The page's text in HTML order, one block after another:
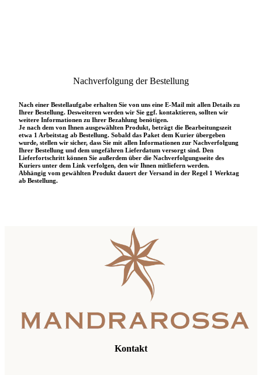
Nachverfolgung der Bestellung
Nach einer Bestellaufgabe erhalten Sie von uns eine E-Mail mit allen Details zu
Ihrer Bestellung. Desweiteren werden wir Sie ggf. kontaktieren, sollten wir
weitere Informationen zu Ihrer Bezahlung benötigen.
Je nach dem von Ihnen ausgewählten Produkt, beträgt die Bearbeitungszeit
etwa 1 Arbeitstag ab Bestellung. Sobald das Paket dem Kurier übergeben
wurde, stellen wir sicher, dass Sie mit allen Informationen zur Nachverfolgung
Ihrer Bestellung und dem ungefähren Lieferdatum versorgt sind. Den
Lieferfortschritt können Sie außerdem über die Nachverfolgungsseite des
Kuriers unter dem Link verfolgen, den wir Ihnen mitliefern werden.
Abhängig vom gewählten Produkt dauert der Versand in der Regel 1 Werktag
ab Bestellung.
Kontakt